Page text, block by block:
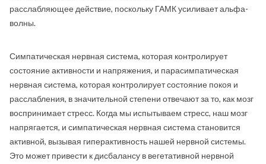
расслабляющее действие, поскольку ГАМК усиливает альфа-
волны.
Симпатическая нервная система, которая контролирует
состояние активности и напряжения, и парасимпатическая
нервная система, которая контролирует состояние покоя и
расслабления, в значительной степени отвечают за то, как мозг
воспринимает стресс. Когда мы испытываем стресс, наш мозг
напрягается, и симпатическая нервная система становится
активной, вызывая гиперактивность нашей нервной системы.
Это может привести к дисбалансу в вегетативной нервной